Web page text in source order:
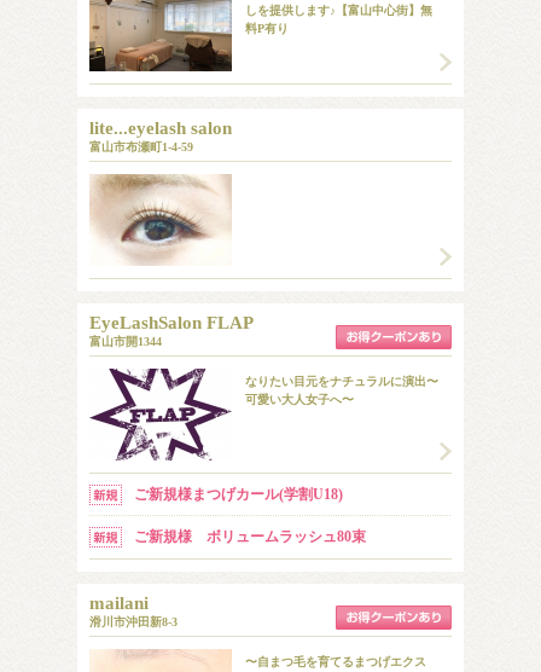
しを提供します♪【富山中心街】無
料P有り
lite...eyelash salon
富山市布瀬町1-4-59
EyeLashSalon FLAP
富山市開1344
なりたい目元をナチュラルに演出〜
可愛い大人女子へ〜
ご新規様まつげカール(学割U18)
ご新規様 ボリュームラッシュ80束
mailani
滑川市沖田新8-3
〜自まつ毛を育てるまつげエクス